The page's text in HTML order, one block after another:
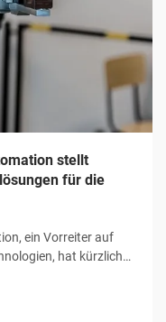
stellt
für die
ein Vorreiter auf
hat kürzlich
die Landschaft der